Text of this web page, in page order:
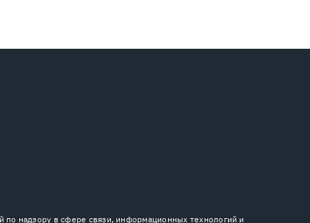
надзору в сфере связи, информационных технологий и